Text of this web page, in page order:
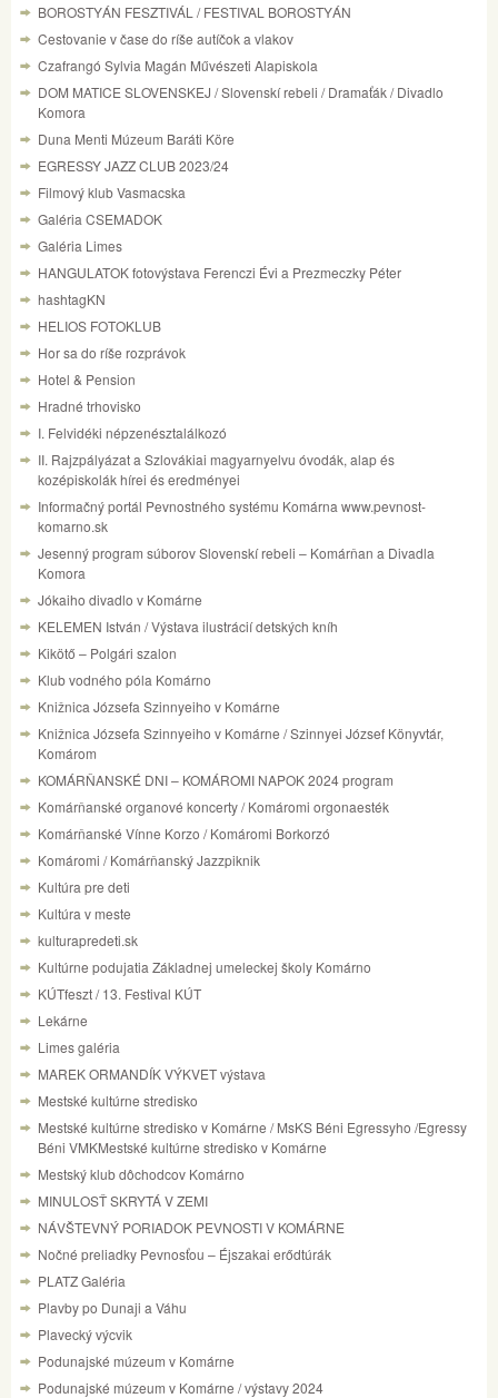
BOROSTYÁN FESZTIVÁL / FESTIVAL BOROSTYÁN
Cestovanie v čase do ríše autíčok a vlakov
Czafrangó Sylvia Magán Művészeti Alapiskola
DOM MATICE SLOVENSKEJ / Slovenskí rebeli / Dramaťák / Divadlo
Komora
Duna Menti Múzeum Baráti Köre
EGRESSY JAZZ CLUB 2023/24
Filmový klub Vasmacska
Galéria CSEMADOK
Galéria Limes
HANGULATOK fotovýstava Ferenczi Évi a Prezmeczky Péter
hashtagKN
HELIOS FOTOKLUB
Hor sa do ríše rozprávok
Hotel & Pension
Hradné trhovisko
I. Felvidéki népzenésztalálkozó
II. Rajzpályázat a Szlovákiai magyarnyelvu óvodák, alap és
kozépiskolák hírei és eredményei
Informačný portál Pevnostného systému Komárna www.pevnost-
komarno.sk
Jesenný program súborov Slovenskí rebeli – Komárňan a Divadla
Komora
Jókaiho divadlo v Komárne
KELEMEN István / Výstava ilustrácií detských kníh
Kikötő – Polgári szalon
Klub vodného póla Komárno
Knižnica Józsefa Szinnyeiho v Komárne
Knižnica Józsefa Szinnyeiho v Komárne / Szinnyei József Könyvtár,
Komárom
KOMÁRŇANSKÉ DNI – KOMÁROMI NAPOK 2024 program
Komárňanské organové koncerty / Komáromi orgonaesték
Komárňanské Vínne Korzo / Komáromi Borkorzó
Komáromi / Komárňanský Jazzpiknik
Kultúra pre deti
Kultúra v meste
kulturapredeti.sk
Kultúrne podujatia Základnej umeleckej školy Komárno
KÚTfeszt / 13. Festival KÚT
Lekárne
Limes galéria
MAREK ORMANDÍK VÝKVET výstava
Mestské kultúrne stredisko
Mestské kultúrne stredisko v Komárne / MsKS Béni Egressyho /Egressy
Béni VMKMestské kultúrne stredisko v Komárne
Mestský klub dôchodcov Komárno
MINULOSŤ SKRYTÁ V ZEMI
NÁVŠTEVNÝ PORIADOK PEVNOSTI V KOMÁRNE
Nočné preliadky Pevnosťou – Éjszakai erődtúrák
PLATZ Galéria
Plavby po Dunaji a Váhu
Plavecký výcvik
Podunajské múzeum v Komárne
Podunajské múzeum v Komárne / výstavy 2024